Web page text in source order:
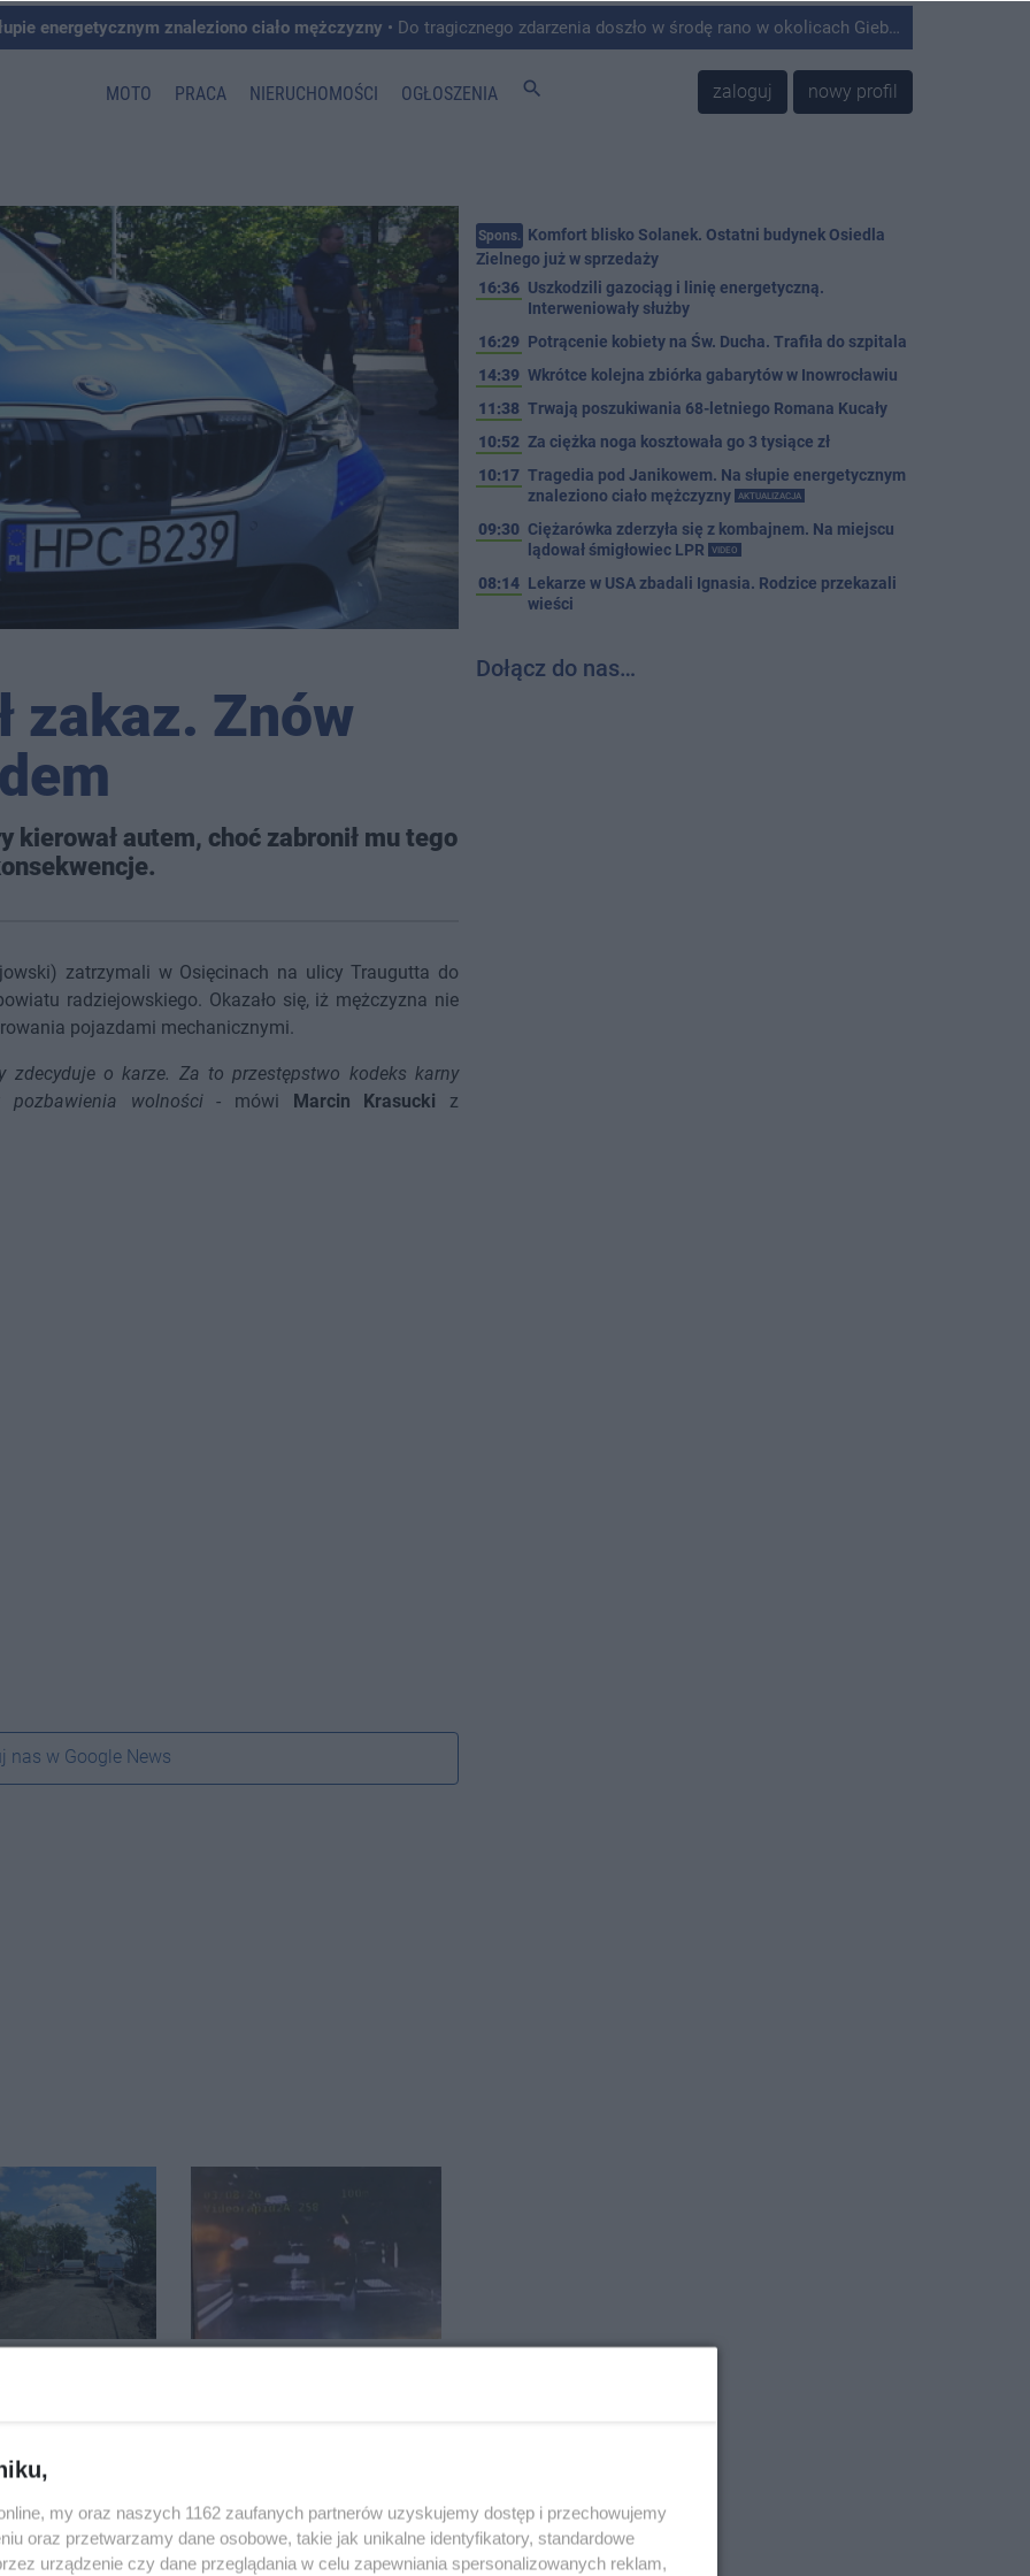
energetycznym znaleziono ciało mężczyzny • Do tragicznego zdarzenia doszło w środę rano w okolicach Giebni koło Janikowa. Wówczas na słupie energetycznym odnaleziono ciało mężczyzny.
MOTO PRACA NIERUCHOMOŚCI OGŁOSZENIA search zaloguj nowy profil
zakaz. Znów
autem, choć zabronił mu tego
zatrzymali w Osięcinach na ulicy Traugutta do
radziejowskiego. Okazało się, iż mężczyzna nie
pojazdami mechanicznymi.
o karze. Za to przestępstwo kodeks karny
wolności- mówi Marcin Krasucki z
nas w Google News
gazociąg i
Wyprzedził radiowóz na
Spons. Komfort blisko Solanek. Ostatni budynek Osiedla
Zielnego już w sprzedaży
16:36 Uszkodzili gazociąg i linię energetyczną.
Interweniowały służby
16:29 Potrącenie kobiety na Św. Ducha. Trafiła do szpitala
14:39 Wkrótce kolejna zbiórka gabarytów w Inowrocławiu
11:38 Trwają poszukiwania 68-letniego Romana Kucały
10:52 Za ciężka noga kosztowała go 3 tysiące zł
10:17 Tragedia pod Janikowem. Na słupie energetycznym
znaleziono ciało mężczyzny
AKTUALIZACJA
09:30 Ciężarówka zderzyła się z kombajnem. Na miejscu
lądował śmigłowiec LPR
VIDEO
08:14 Lekarze w USA zbadali Ignasia. Rodzice przekazali
wieści
Dołącz do nas…
my oraz naszych 1162 zaufanych partnerów uzyskujemy dostęp i przechowujemy
oraz przetwarzamy dane osobowe, takie jak unikalne identyfikatory, standardowe
urządzenie czy dane przeglądania w celu zapewniania spersonalizowanych reklam,